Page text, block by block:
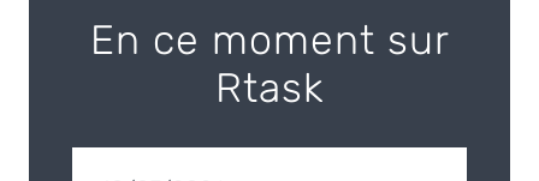
En ce moment sur
Rtask